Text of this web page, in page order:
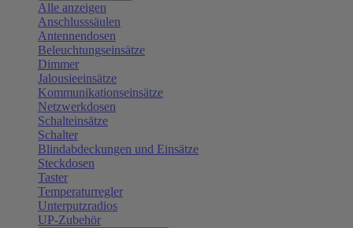
Alle anzeigen
Anschlusssäulen
Antennendosen
Beleuchtungseinsätze
Dimmer
Jalousieeinsätze
Kommunikationseinsätze
Netzwerkdosen
Schalteinsätze
Schalter
Blindabdeckungen und Einsätze
Steckdosen
Taster
Temperaturregler
Unterputzradios
UP-Zubehör